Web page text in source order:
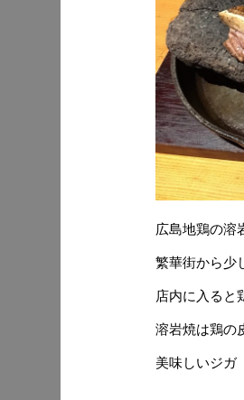
広島地鶏の溶
繁華街から少
店内に入ると
溶岩焼は鶏の
美味しいジガ